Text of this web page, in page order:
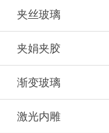
夹丝玻璃
夹娟夹胶
渐变玻璃
激光内雕